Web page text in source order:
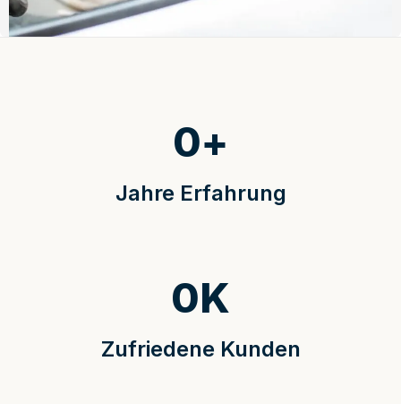
Jahre Erfahrung
0+
Zufriedene Kunden
0K